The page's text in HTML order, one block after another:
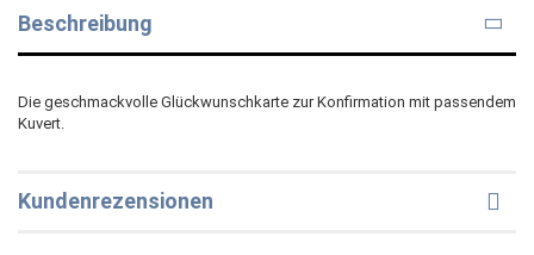
Beschreibung
Die geschmackvolle Glückwunschkarte zur Konfirmation mit passendem
Kuvert.
Kundenrezensionen